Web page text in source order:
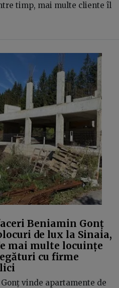
timp, mai multe cliente îl
Beniamin Gonț
de lux la Sinaia,
mai multe locuințe
cu firme
vinde apartamente de